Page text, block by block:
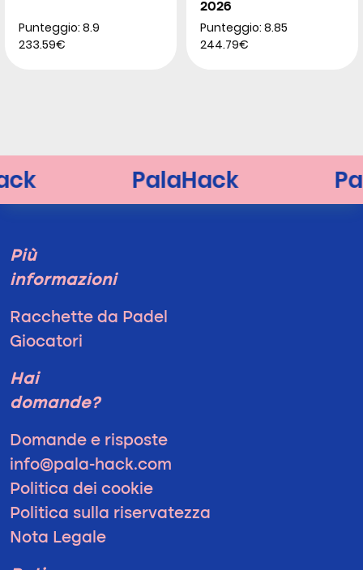
Punteggio: 8.9
233.59€
2026
Punteggio: 8.85
244.79€
Più
informazioni
Racchette da Padel
Giocatori
Hai
domande?
Domande e risposte
info@pala-hack.com
Politica dei cookie
Politica sulla riservatezza
Nota Legale